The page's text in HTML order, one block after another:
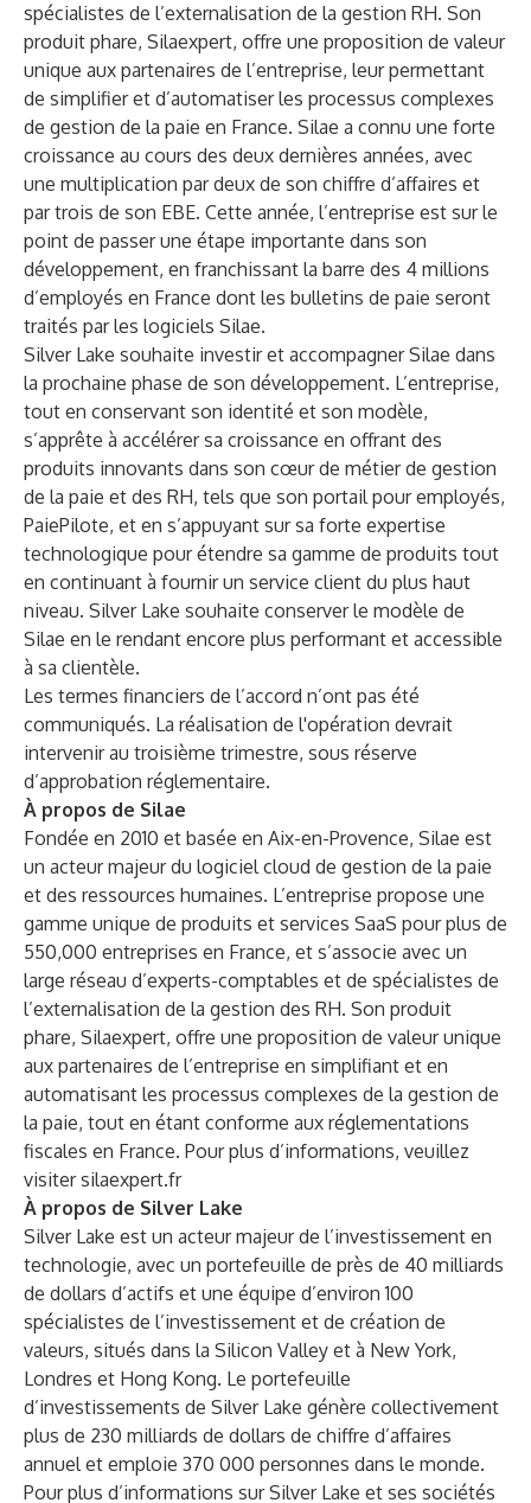
spécialistes de l’externalisation de la gestion RH. Son
produit phare, Silaexpert, offre une proposition de valeur
unique aux partenaires de l’entreprise, leur permettant
de simplifier et d’automatiser les processus complexes
de gestion de la paie en France. Silae a connu une forte
croissance au cours des deux dernières années, avec
une multiplication par deux de son chiffre d’affaires et
par trois de son EBE. Cette année, l’entreprise est sur le
point de passer une étape importante dans son
développement, en franchissant la barre des 4 millions
d’employés en France dont les bulletins de paie seront
traités par les logiciels Silae.
Silver Lake souhaite investir et accompagner Silae dans
la prochaine phase de son développement. L’entreprise,
tout en conservant son identité et son modèle,
s’apprête à accélérer sa croissance en offrant des
produits innovants dans son cœur de métier de gestion
de la paie et des RH, tels que son portail pour employés,
PaiePilote, et en s’appuyant sur sa forte expertise
technologique pour étendre sa gamme de produits tout
en continuant à fournir un service client du plus haut
niveau. Silver Lake souhaite conserver le modèle de
Silae en le rendant encore plus performant et accessible
à sa clientèle.
Les termes financiers de l’accord n’ont pas été
communiqués. La réalisation de l'opération devrait
intervenir au troisième trimestre, sous réserve
d’approbation réglementaire.
À propos de Silae
Fondée en 2010 et basée en Aix-en-Provence, Silae est
un acteur majeur du logiciel cloud de gestion de la paie
et des ressources humaines. L’entreprise propose une
gamme unique de produits et services SaaS pour plus de
550,000 entreprises en France, et s’associe avec un
large réseau d’experts-comptables et de spécialistes de
l’externalisation de la gestion des RH. Son produit
phare, Silaexpert, offre une proposition de valeur unique
aux partenaires de l’entreprise en simplifiant et en
automatisant les processus complexes de la gestion de
la paie, tout en étant conforme aux réglementations
fiscales en France. Pour plus d’informations, veuillez
visiter silaexpert.fr
À propos de Silver Lake
Silver Lake est un acteur majeur de l’investissement en
technologie, avec un portefeuille de près de 40 milliards
de dollars d’actifs et une équipe d’environ 100
spécialistes de l’investissement et de création de
valeurs, situés dans la Silicon Valley et à New York,
Londres et Hong Kong. Le portefeuille
d’investissements de Silver Lake génère collectivement
plus de 230 milliards de dollars de chiffre d’affaires
annuel et emploie 370 000 personnes dans le monde.
Pour plus d’informations sur Silver Lake et ses sociétés